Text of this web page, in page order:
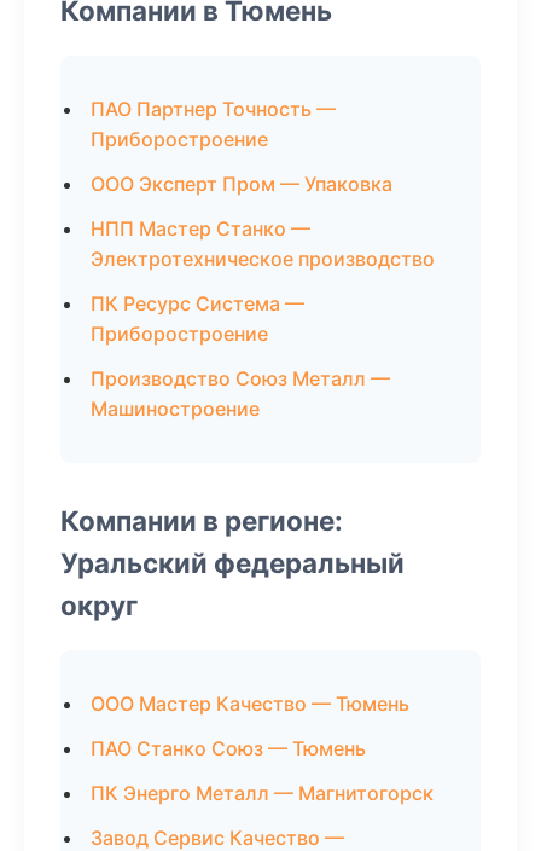
Компании в Тюмень
ПАО Партнер Точность —
Приборостроение
ООО Эксперт Пром — Упаковка
НПП Мастер Станко —
Электротехническое производство
ПК Ресурс Система —
Приборостроение
Производство Союз Металл —
Машиностроение
Компании в регионе:
Уральский федеральный
округ
ООО Мастер Качество — Тюмень
ПАО Станко Союз — Тюмень
ПК Энерго Металл — Магнитогорск
Завод Сервис Качество —